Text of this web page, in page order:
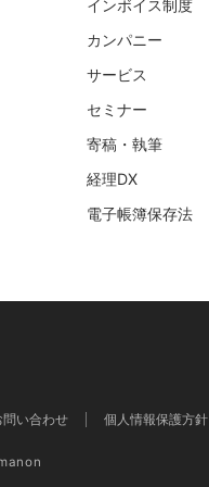
インボイス制度
カンパニー
サービス
セミナー
寄稿・執筆
経理DX
電子帳簿保存法
問い合わせ 個人情報保護方針